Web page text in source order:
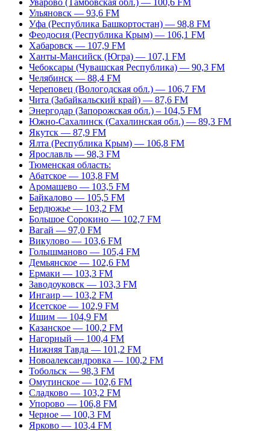
Уварово (Тамбовская обл.) — 100,6 FM
Ульяновск — 93,6 FM
Уфа (Республика Башкортостан) — 98,8 FM
Феодосия (Республика Крым) — 106,1 FM
Хабаровск — 107,9 FM
Ханты-Мансийск (Югра) — 107,1 FM
Чебоксары (Чувашская Республика) — 90,3 FM
Челябинск — 88,4 FM
Череповец (Вологодская обл.) — 106,7 FM
Чита (Забайкальский край) — 87,6 FM
Энергодар (Запорожская обл.) – 104,5 FM
Южно-Сахалинск (Сахалинская обл.) — 89,3 FM
Якутск — 87,9 FM
Ялта (Республика Крым) — 106,8 FM
Ярославль — 98,3 FM
Тюменская область:
Абатское — 103,8 FM
Аромашево — 103,5 FM
Байкалово — 105,5 FM
Бердюжье — 103,2 FM
Большое Сорокино — 102,7 FM
Вагай — 97,0 FM
Викулово — 103,6 FM
Голышманово — 105,4 FM
Демьянское — 102,6 FM
Ермаки — 103,3 FM
Заводоуковск — 103,3 FM
Ингаир — 103,2 FM
Исетское — 102,9 FM
Ишим — 104,9 FM
Казанское — 100,2 FM
Нагорный — 100,4 FM
Нижняя Тавда — 101,2 FM
Новоалександровка — 100,2 FM
Тобольск — 98,3 FM
Омутинское — 102,6 FM
Сладково — 103,2 FM
Упорово — 106,8 FM
Черное — 100,3 FM
Ярково — 103,4 FM